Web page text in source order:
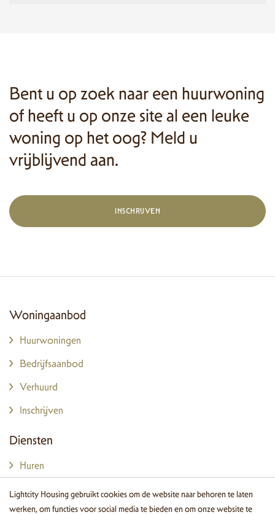
Lightcity Housing gebruikt cookies om de website naar behoren te laten
werken, om functies voor social media te bieden en om onze website te
Bent u op zoek naar een huurwoning
of heeft u op onze site al een leuke
woning op het oog? Meld u
vrijblijvend aan.
INSCHRIJVEN
Woningaanbod
Huurwoningen
Bedrijfsaanbod
Verhuurd
Inschrijven
Diensten
Huren
Verhuren
Beheer